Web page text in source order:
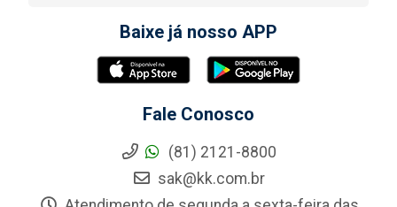
Baixe já nosso APP
Fale Conosco
(81) 2121-8800
sak@kk.com.br